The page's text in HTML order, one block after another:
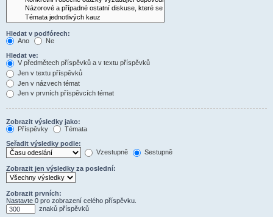
Hledat v podfórech:
Ano
Ne
Hledat ve:
V předmětech příspěvků a v textu příspěvků
Jen v textu příspěvků
Jen v názvech témat
Jen v prvních příspěvcích témat
Zobrazit výsledky jako:
Příspěvky
Témata
Seřadit výsledky podle:
Vzestupně
Sestupně
Zobrazit jen výsledky za poslední:
Zobrazit prvních:
Nastavte 0 pro zobrazení celého příspěvku.
znaků příspěvků